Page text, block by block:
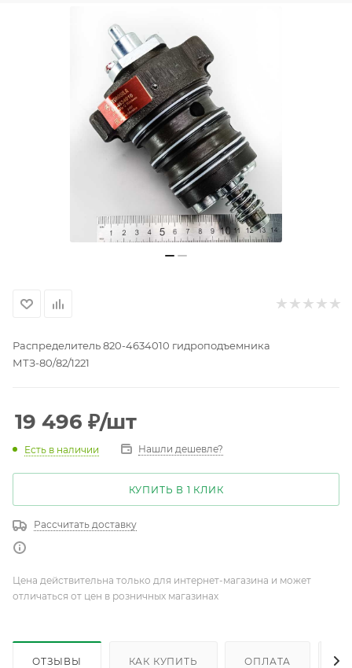
Распределитель 820-4634010 гидроподъемника
МТЗ-80/82/1221
19 496 ₽/шт
Есть в наличии Нашли дешевле?
КУПИТЬ В 1 КЛИК
Рассчитать доставку
Цена действительна только для интернет-магазина и может
отличаться от цен в розничных магазинах
ОТЗЫВЫ КАК КУПИТЬ ОПЛАТА